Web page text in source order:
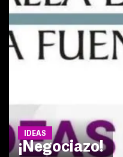
IDEAS
¡Negociazo!